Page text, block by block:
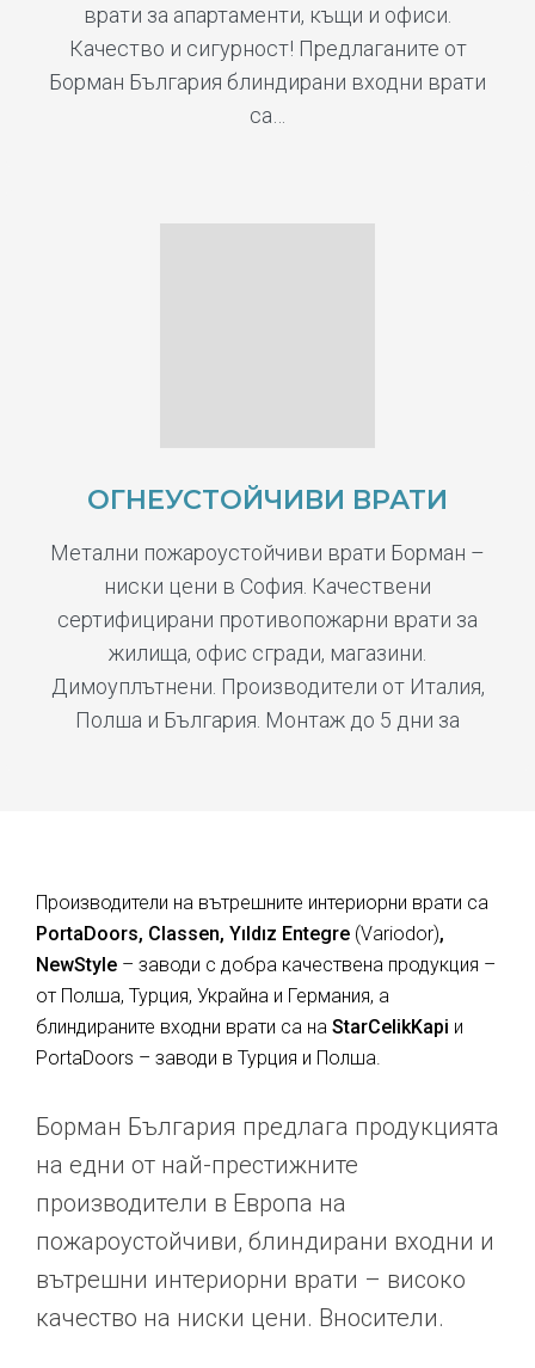
врати за апартаменти, къщи и офиси.
Качество и сигурност! Предлаганите от
Борман България блиндирани входни врати
са…
ОГНЕУСТОЙЧИВИ ВРАТИ
Метални пожароустойчиви врати Борман –
ниски цени в София. Качествени
сертифицирани противопожарни врати за
жилища, офис сгради, магазини.
Димоуплътнени. Производители от Италия,
Полша и България. Монтаж до 5 дни за
Производители на вътрешните интериорни врати са
PortaDoors, Classen, Yıldız Entegre (Variodor),
NewStyle – заводи с добра качествена продукция –
от Полша, Турция, Украйна и Германия, а
блиндираните входни врати са на StarCelikKapi и
PortaDoors – заводи в Турция и Полша.
Борман България предлага продукцията
на едни от най-престижните
производители в Европа на
пожароустойчиви, блиндирани входни и
вътрешни интериорни врати – високо
качество на ниски цени. Вносители.